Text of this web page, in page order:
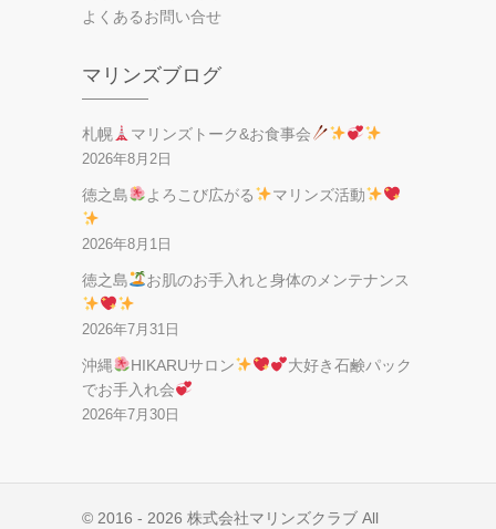
よくあるお問い合せ
マリンズブログ
札幌 マリンズトーク&お食事会
2026年8月2日
徳之島 よろこび広がる マリンズ活動
2026年8月1日
徳之島 お肌のお手入れと身体のメンテナンス
2026年7月31日
沖縄 HIKARUサロン
大好き石鹸パック
でお手入れ会
2026年7月30日
© 2016 - 2026 株式会社マリンズクラブ All